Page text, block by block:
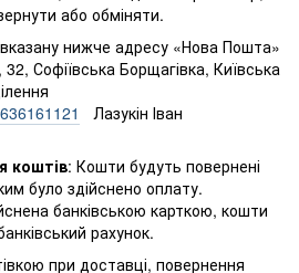
або обміняти.
нижче адресу «Нова Пошта»
Софіївська Борщагівка, Київська
Лазукін Іван
коштів: Кошти будуть повернені
було здійснено оплату.
банківською карткою, кошти
рахунок.
при доставці, повернення